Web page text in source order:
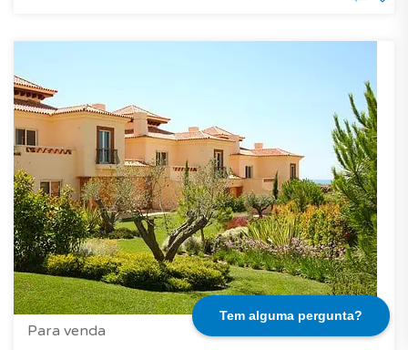
Tem alguma pergunta?
Para venda Vila Nova de Cacela, Algarve